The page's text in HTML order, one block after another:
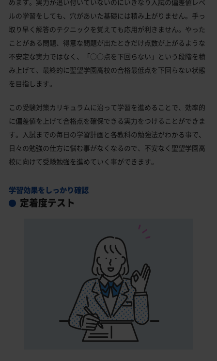
めます。実力が追い付いていないのにいきなり入試の偏差値レベ
ルの学習をしても、穴があいた基礎には積み上がりません。手っ
取り早く解答のテクニックを覚えても応用が利きません。やった
ことがある問題、得意な問題が出たときだけ点数が上がるような
不安定な実力ではなく、「○○点を下回らない」という段階を積
み上げて、最終的に聖望学園高校の合格最低点を下回らない状態
を目指します。
この受験対策カリキュラムに沿って学習を進めることで、効率的
に偏差値を上げて合格点を確保できる実力をつけることができま
す。入試までの毎日の学習計画と各教科の勉強法がわかる事で、
日々の勉強の仕方に悩む事がなくなるので、不安なく聖望学園高
校に向けて受験勉強を進めていく事ができます。
学習効果をしっかり確認
定着度テスト